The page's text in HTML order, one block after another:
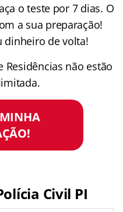
o teste por 7 dias. O
a sua preparação!
dinheiro de volta!
Residências não estão
Civil PI